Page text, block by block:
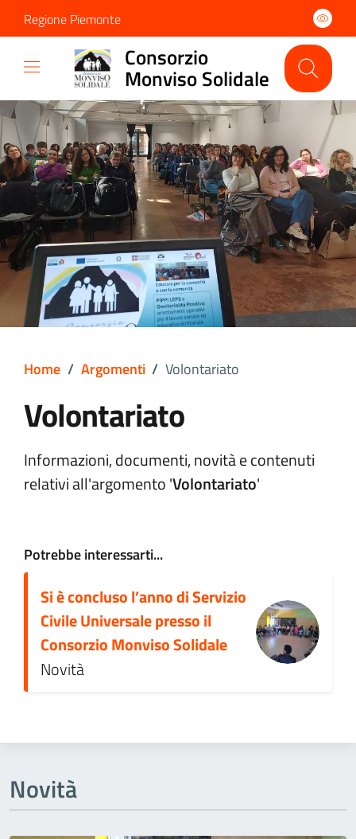
Regione Piemonte
Consorzio
Monviso Solidale
Home / Argomenti / Volontariato
Volontariato
Dettagli argomento
Informazioni, documenti, novità e contenuti
relativi all'argomento 'Volontariato'
Potrebbe interessarti...
Si è concluso l’anno di Servizio
Civile Universale presso il
Consorzio Monviso Solidale
Novità
Novità